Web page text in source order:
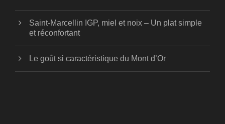
Saint-Marcellin IGP, miel et noix – Un plat simple
et réconfortant
Le goût si caractéristique du Mont d’Or